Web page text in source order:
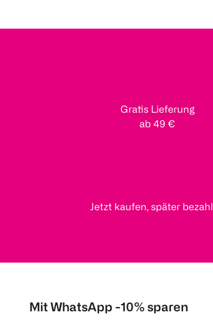
Gratis Lieferung
ab 49 €
Jetzt kaufen, später
Mit WhatsApp -10% sparen